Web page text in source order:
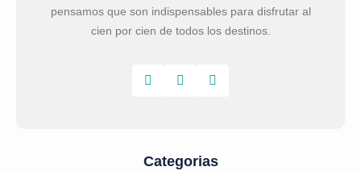
pensamos que son indispensables para disfrutar al
cien por cien de todos los destinos.
Categorias